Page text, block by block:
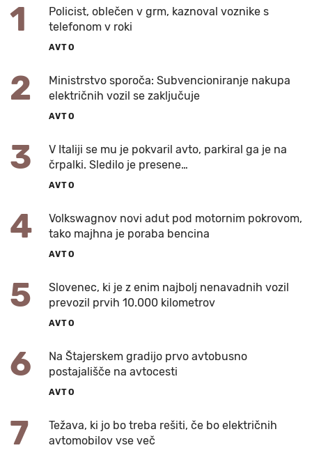
1
Policist, oblečen v grm, kaznoval voznike s
telefonom v roki
AVTO
2
Ministrstvo sporoča: Subvencioniranje nakupa
električnih vozil se zaključuje
AVTO
3
V Italiji se mu je pokvaril avto, parkiral ga je na
črpalki. Sledilo je presene…
AVTO
4
Volkswagnov novi adut pod motornim pokrovom,
tako majhna je poraba bencina
AVTO
5
Slovenec, ki je z enim najbolj nenavadnih vozil
prevozil prvih 10.000 kilometrov
AVTO
6
Na Štajerskem gradijo prvo avtobusno
postajališče na avtocesti
AVTO
7
Težava, ki jo bo treba rešiti, če bo električnih
avtomobilov vse več